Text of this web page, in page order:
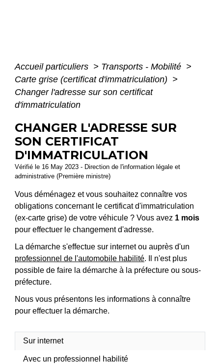
Accueil particuliers > Transports - Mobilité >
Carte grise (certificat d'immatriculation) >
Changer l'adresse sur son certificat
d'immatriculation
CHANGER L'ADRESSE SUR
SON CERTIFICAT
D'IMMATRICULATION
Vérifié le 16 May 2023 - Direction de l'information légale et
administrative (Première ministre)
Vous déménagez et vous souhaitez connaître vos
obligations concernant le certificat d'immatriculation
(ex-carte grise) de votre véhicule ? Vous avez 1 mois
pour effectuer le changement d'adresse.
La démarche s'effectue sur internet ou auprès d'un
professionnel de l'automobile habilité. Il n'est plus
possible de faire la démarche à la préfecture ou sous-
préfecture.
Nous vous présentons les informations à connaître
pour effectuer la démarche.
Sur internet
Avec un professionnel habilité